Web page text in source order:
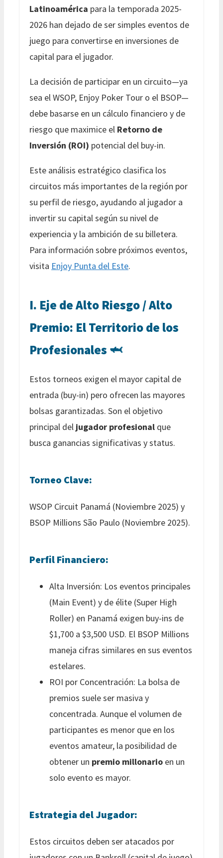
Latinoamérica para la temporada 2025-
2026 han dejado de ser simples eventos de
juego para convertirse en inversiones de
capital para el jugador.
La decisión de participar en un circuito—ya
sea el WSOP, Enjoy Poker Tour o el BSOP—
debe basarse en un cálculo financiero y de
riesgo que maximice el Retorno de
Inversión (ROI) potencial del buy-in.
Este análisis estratégico clasifica los
circuitos más importantes de la región por
su perfil de riesgo, ayudando al jugador a
invertir su capital según su nivel de
experiencia y la ambición de su billetera.
Para información sobre próximos eventos,
visita Enjoy Punta del Este.
I. Eje de Alto Riesgo / Alto
Premio: El Territorio de los
Profesionales 🦈
Estos torneos exigen el mayor capital de
entrada (buy-in) pero ofrecen las mayores
bolsas garantizadas. Son el objetivo
principal del jugador profesional que
busca ganancias significativas y status.
Torneo Clave:
WSOP Circuit Panamá (Noviembre 2025) y
BSOP Millions São Paulo (Noviembre 2025).
Perfil Financiero:
Alta Inversión: Los eventos principales
(Main Event) y de élite (Super High
Roller) en Panamá exigen buy-ins de
$1,700 a $3,500 USD. El BSOP Millions
maneja cifras similares en sus eventos
estelares.
ROI por Concentración: La bolsa de
premios suele ser masiva y
concentrada. Aunque el volumen de
participantes es menor que en los
eventos amateur, la posibilidad de
obtener un premio millonario en un
solo evento es mayor.
Estrategia del Jugador:
Estos circuitos deben ser atacados por